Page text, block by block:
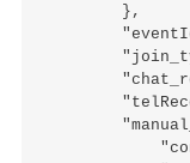
        },